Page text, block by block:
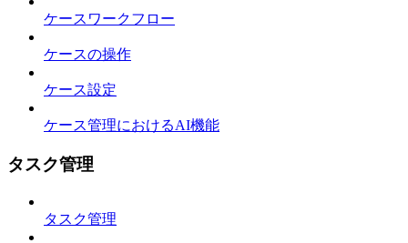
ケースワークフロー
ケースの操作
ケース設定
ケース管理におけるAI機能
タスク管理
タスク管理